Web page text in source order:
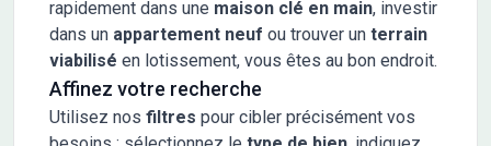
rapidement dans une maison clé en main, investir
dans un appartement neuf ou trouver un terrain
viabilisé en lotissement, vous êtes au bon endroit.
Affinez votre recherche
Utilisez nos filtres pour cibler précisément vos